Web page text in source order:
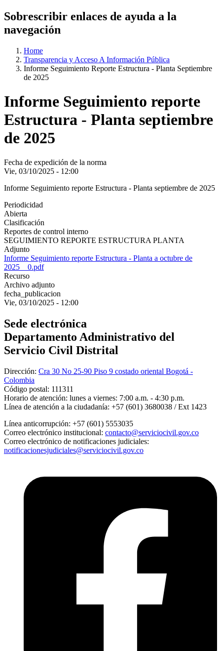
Sobrescribir enlaces de ayuda a la
navegación
Home
Transparencia y Acceso A Información Pública
Informe Seguimiento Reporte Estructura - Planta Septiembre
de 2025
Informe Seguimiento reporte
Estructura - Planta septiembre
de 2025
Fecha de expedición de la norma
Vie, 03/10/2025 - 12:00
Informe Seguimiento reporte Estructura - Planta septiembre de 2025
Periodicidad
Abierta
Clasificación
Reportes de control interno
SEGUIMIENTO REPORTE ESTRUCTURA PLANTA
Adjunto
Informe Seguimiento reporte Estructura - Planta a octubre de
2025__0.pdf
Recurso
Archivo adjunto
fecha_publicacion
Vie, 03/10/2025 - 12:00
Sede electrónica
Departamento Administrativo del
Servicio Civil Distrital
Dirección: Cra 30 No 25-90 Piso 9 costado oriental Bogotá -
Colombia
Código postal: 111311
Horario de atención: lunes a viernes: 7:00 a.m. - 4:30 p.m.
Línea de atención a la ciudadanía: +57 (601) 3680038 / Ext 1423
Línea anticorrupción: +57 (601) 5553035
Correo electrónico institucional: contacto@serviciocivil.gov.co
Correo electrónico de notificaciones judiciales:
notificacionesjudiciales@serviciocivil.gov.co